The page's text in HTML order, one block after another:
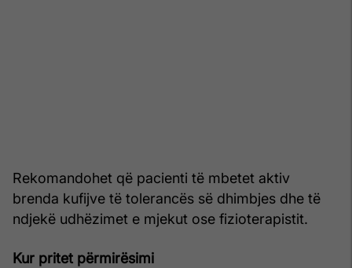
Rekomandohet që pacienti të mbetet aktiv
brenda kufijve të tolerancës së dhimbjes dhe të
ndjekë udhëzimet e mjekut ose fizioterapistit.
Kur pritet përmirësimi